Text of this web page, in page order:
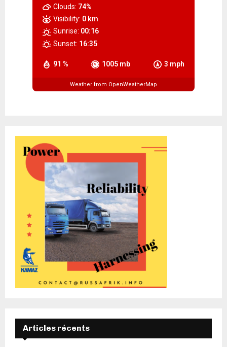
91 % 1005 mb 3 mph
Clouds: 74%
Visibility: 0 km
Sunrise: 00:16
Sunset: 16:35
Weather from OpenWeatherMap
Articles récents